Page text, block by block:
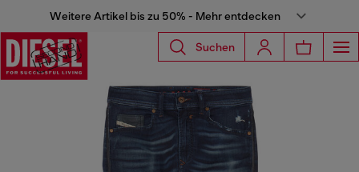
Weitere Artikel bis zu 50% - Mehr entdecken
Suchen